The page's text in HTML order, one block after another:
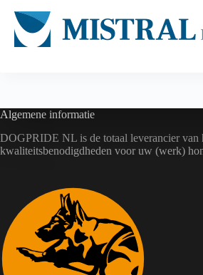
Algemene informatie
DOGPRIDE NL is de totaal leverancier van
kwaliteitsbenodigdheden voor uw (werk)